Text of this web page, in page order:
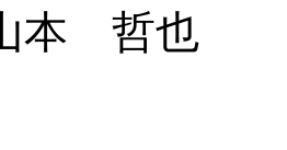
本 哲也